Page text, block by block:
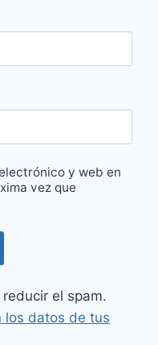
y web en
vez que
el spam.
los datos de tus